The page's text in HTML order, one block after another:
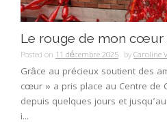
Le rouge de mon cœur
Posted on 11 décembre 2025 byCaroline
Grâce au précieux soutient des
cœur » a pris place au Centre de
depuis quelques jours et
i...